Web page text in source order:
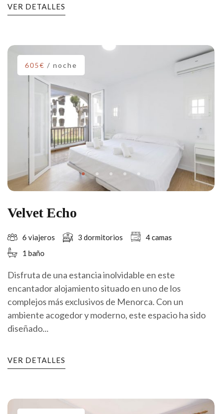
VER DETALLES
605€ / noche
Velvet Echo
6 viajeros 3 dormitorios
4 camas
1 baño
Disfruta de una estancia inolvidable en este
encantador alojamiento situado en uno de los
complejos más exclusivos de Menorca. Con un
ambiente acogedor y moderno, este espacio ha sido
diseñado...
VER DETALLES